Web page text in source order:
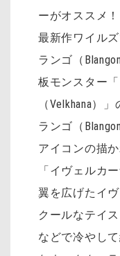
ーがオススメ！
最新作ワイル
ランゴ（
板モンスター
（Velkhana）
ランゴ（
アイコンの描
「イヴェルカ
翼を広げたイ
クールなテイ
などで冷やし